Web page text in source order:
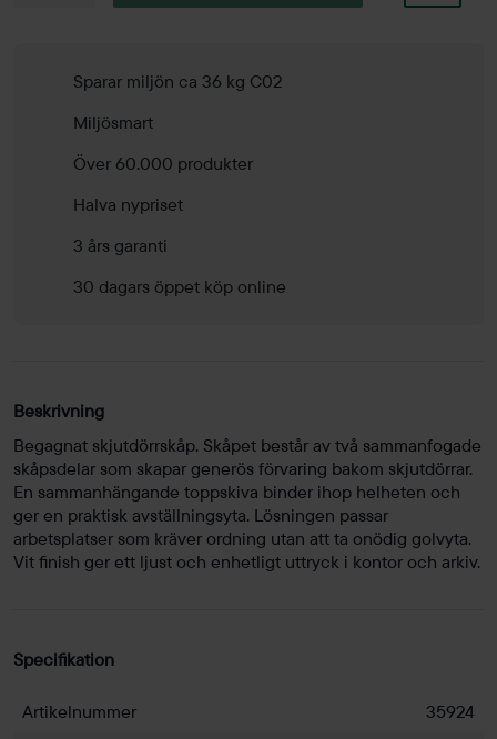
Sparar miljön ca 36 kg C02
Miljösmart
Över 60.000 produkter
Halva nypriset
3 års garanti
30 dagars öppet köp online
Beskrivning
Begagnat skjutdörrskåp. Skåpet består av två sammanfogade
skåpsdelar som skapar generös förvaring bakom skjutdörrar.
En sammanhängande toppskiva binder ihop helheten och
ger en praktisk avställningsyta. Lösningen passar
arbetsplatser som kräver ordning utan att ta onödig golvyta.
Vit finish ger ett ljust och enhetligt uttryck i kontor och arkiv.
Specifikation
Artikelnummer
35924